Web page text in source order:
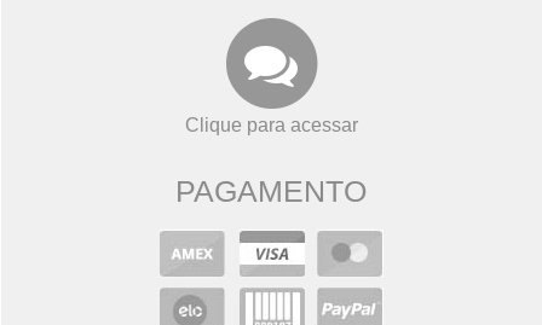
Clique para acessar
PAGAMENTO